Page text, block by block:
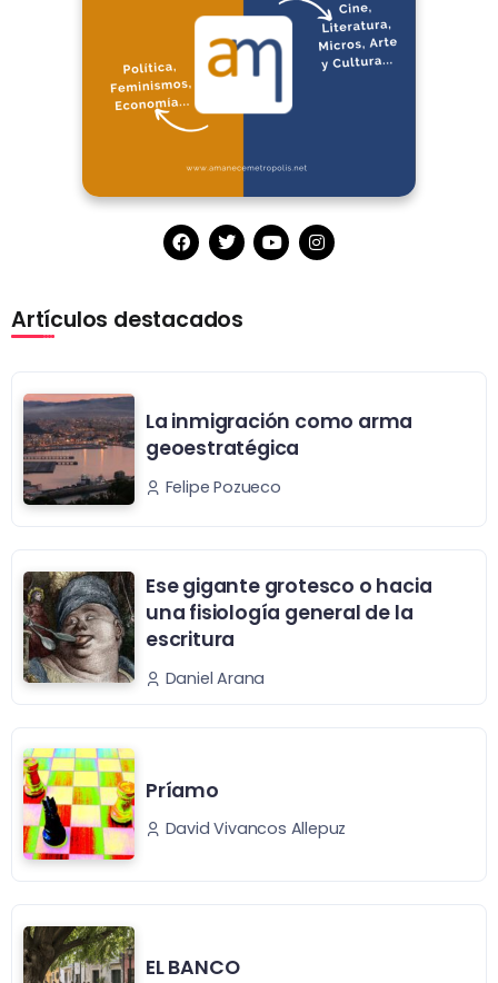
Artículos destacados
La inmigración como arma
geoestratégica
Felipe Pozueco
Ese gigante grotesco o hacia
una fisiología general de la
escritura
Daniel Arana
Príamo
David Vivancos Allepuz
EL BANCO